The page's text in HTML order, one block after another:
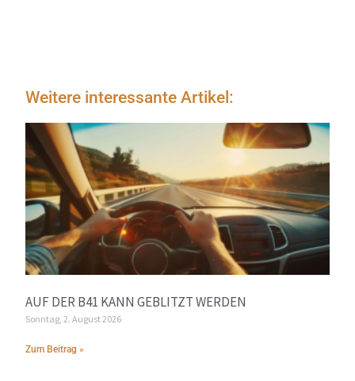
Weitere interessante Artikel:
AUF DER B41 KANN GEBLITZT WERDEN
Sonntag, 2. August 2026
Zum Beitrag »